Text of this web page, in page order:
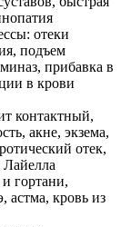
отеки
подъем
прибавка в
в крови
контактный,
акне, экзема,
отек,
гортани,
астма, кровь из